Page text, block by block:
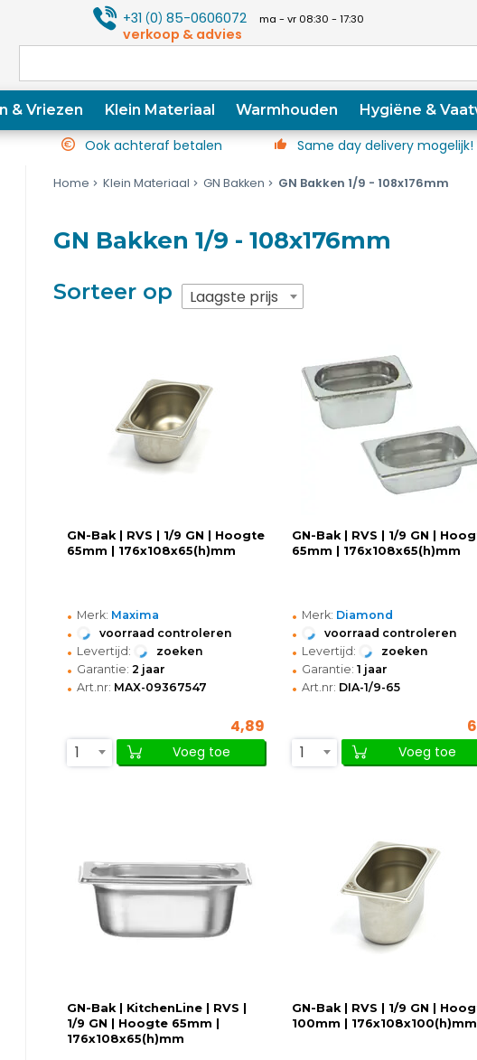
+31(0) 85-0606072 ma - vr 08:30 - 17:30
verkoop & advies
& Vriezen Klein Materiaal Warmhouden Hygiëne &
Ook achteraf betalen Same day delivery mogelijk!
Home Klein Materiaal GN Bakken GN Bakken 1/9 - 108x176mm
GN Bakken 1/9 - 108x176mm
Sorteer op Laagste prijs
GN-Bak | RVS | 1/9 GN | Hoogte
65mm | 176x108x65(h)mm
• Merk: Maxima
• voorraad controleren
• Levertijd: zoeken
• Garantie: 2 jaar
• Art.nr: MAX-09367547
4,89
1
Voeg toe
GN-Bak | RVS | 1/9 GN |
65mm | 176x108x65(h)mm
• Merk: Diamond
• voorraad controleren
• Levertijd: zoeken
• Garantie: 1 jaar
• Art.nr: DIA-1/9-65
1
Voeg toe
GN-Bak | KitchenLine | RVS |
1/9 GN | Hoogte 65mm |
176x108x65(h)mm
GN-Bak | RVS | 1/9 GN |
100mm | 176x108x100(h)mm